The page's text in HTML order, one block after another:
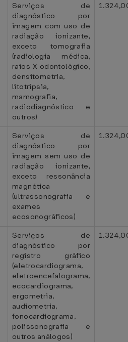
Serviços de
diagnóstico por
imagem com uso de
radiação ionizante,
exceto tomografia
(radiologia médica,
raios X odontológico,
densitometria,
litotripsia,
mamografia,
radiodiagnóstico e
outros)
Serviços de
diagnóstico por
imagem sem uso de
radiação ionizante,
exceto ressonância
magnética
(ultrassonografia e
exames
ecosonográficos)
Serviços de
diagnóstico por
registro gráfico
(eletrocardiograma,
eletroencefalograma,
ecocardiograma,
ergometria,
audiometria,
fonocardiograma,
polissonografia e
outros análogos)